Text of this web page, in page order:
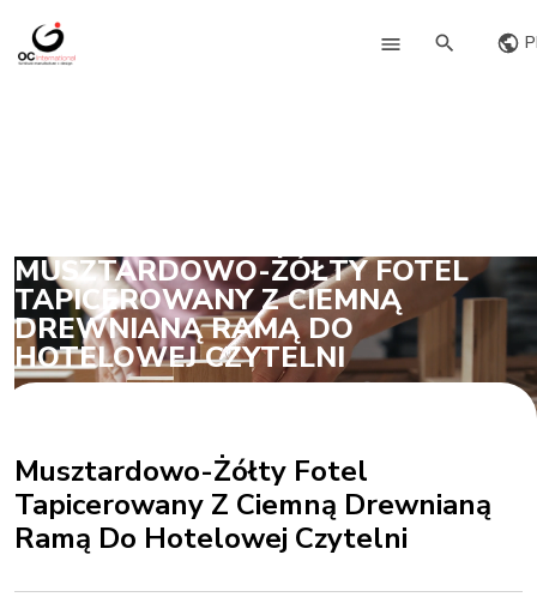
MUSZTARDOWO-ŻÓŁTY FOTEL
TAPICEROWANY Z CIEMNĄ
DREWNIANĄ RAMĄ DO
HOTELOWEJ CZYTELNI
Musztardowo-Żółty Fotel
Tapicerowany Z Ciemną Drewnianą
Ramą Do Hotelowej Czytelni